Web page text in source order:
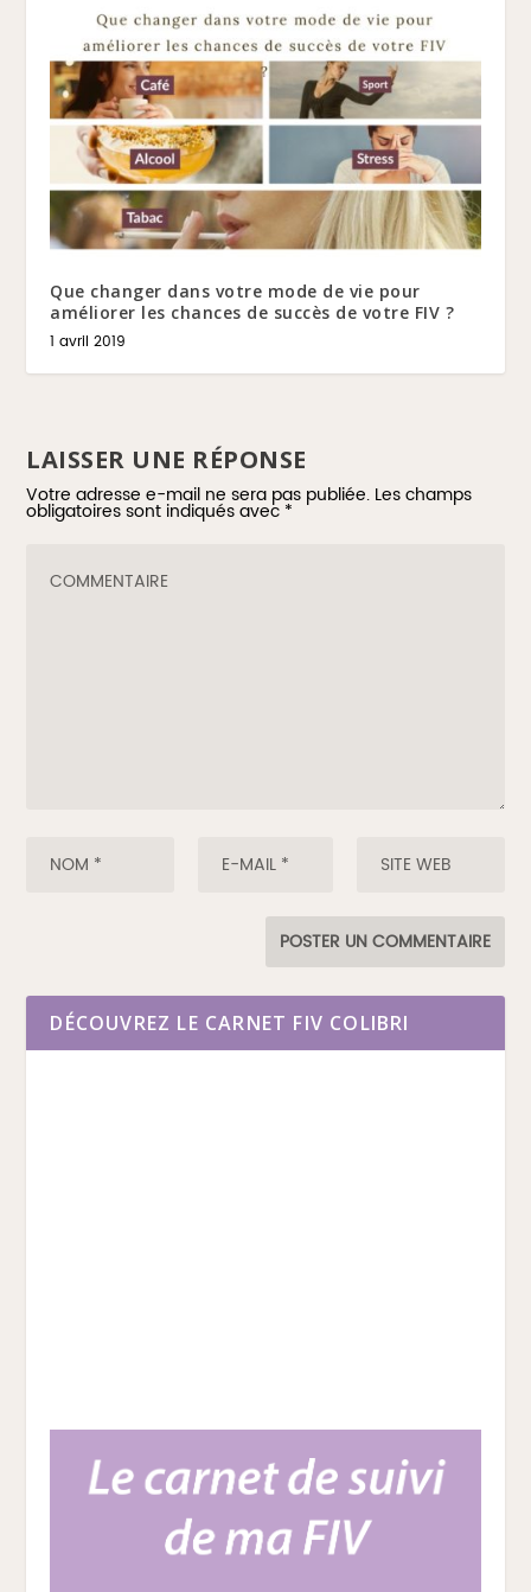
Que changer dans votre mode de vie pour
améliorer les chances de succès de votre FIV ?
1 avril 2019
LAISSER UNE RÉPONSE
Votre adresse e-mail ne sera pas publiée. Les champs
obligatoires sont indiqués avec *
DÉCOUVREZ LE CARNET FIV COLIBRI